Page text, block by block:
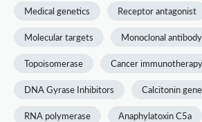
Medical genetics Receptor antagonist
Molecular targets Monoclonal antibody
Topoisomerase Cancer immunotherapy
DNA Gyrase Inhibitors Calcitonin
RNA polymerase Anaphylatoxin C5a